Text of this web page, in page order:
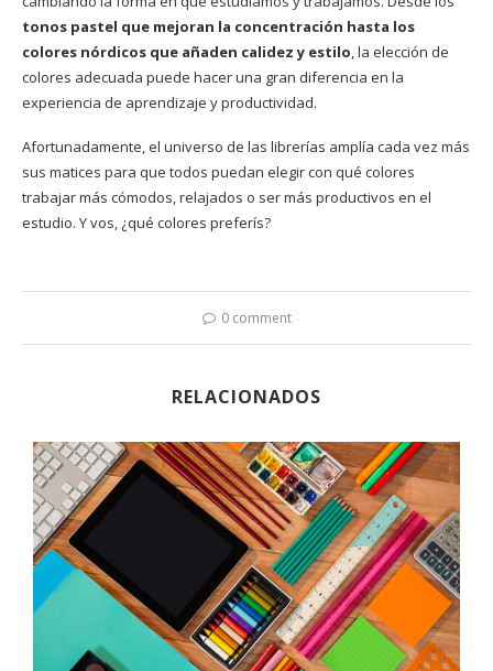
tonos pastel que mejoran la concentración hasta los
colores nórdicos que añaden calidez y estilo, la elección de
colores adecuada puede hacer una gran diferencia en la
experiencia de aprendizaje y productividad.
Afortunadamente, el universo de las librerías amplía cada vez más
sus matices para que todos puedan elegir con qué colores
trabajar más cómodos, relajados o ser más productivos en el
estudio. Y vos, ¿qué colores preferís?
0 comment
RELACIONADOS